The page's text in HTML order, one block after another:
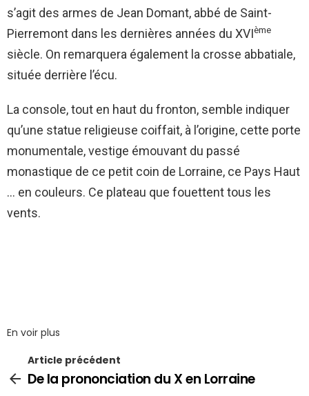
s’agit des armes de Jean Domant, abbé de Saint-
Pierremont dans les dernières années du XVIème
siècle. On remarquera également la crosse abbatiale,
située derrière l’écu.
La console, tout en haut du fronton, semble indiquer
qu’une statue religieuse coiffait, à l’origine, cette porte
monumentale, vestige émouvant du passé
monastique de ce petit coin de Lorraine, ce Pays Haut
… en couleurs. Ce plateau que fouettent tous les
vents.
En voir plus
Article précédent
De la prononciation du X en Lorraine